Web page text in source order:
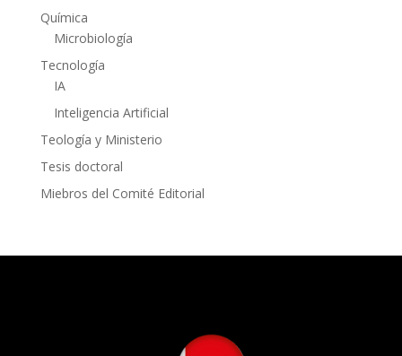
Química
Microbiología
Tecnología
IA
Inteligencia Artificial
Teología y Ministerio
Tesis doctoral
Miebros del Comité Editorial